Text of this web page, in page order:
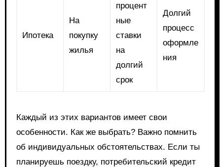
Ипотека
На
покупку
жилья
процент
ные
ставки
на
долгий
срок
Долгий
процесс
оформле
ния
Каждый из этих вариантов имеет свои
особенности. Как же выбрать? Важно помнить
об индивидуальных обстоятельствах. Если ты
планируешь поездку, потребительский кредит